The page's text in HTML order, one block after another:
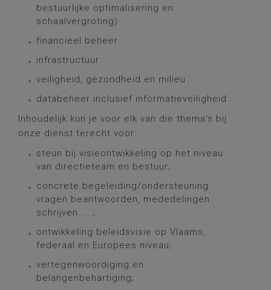
bestuurlijke optimalisering en
schaalvergroting)
financieel beheer
infrastructuur
veiligheid, gezondheid en milieu
databeheer inclusief informatieveiligheid
Inhoudelijk kun je voor elk van die thema's bij
onze dienst terecht voor:
steun bij visieontwikkeling op het niveau
van directieteam en bestuur;
concrete begeleiding/ondersteuning:
vragen beantwoorden, mededelingen
schrijven ... ;
ontwikkeling beleidsvisie op Vlaams,
federaal en Europees niveau;
vertegenwoordiging en
belangenbehartiging;